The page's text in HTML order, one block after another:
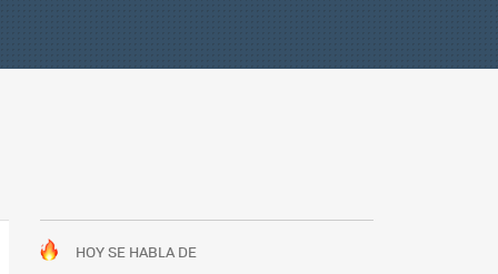
HOY SE HABLA DE